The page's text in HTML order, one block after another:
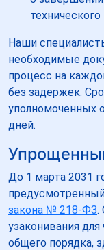
Наши
необходимые
процесс на
без задержек.
уполномоченных
дней.
До 1 марта 2031
закона № 218-ФЗ.
узаконивания
общего порядка,